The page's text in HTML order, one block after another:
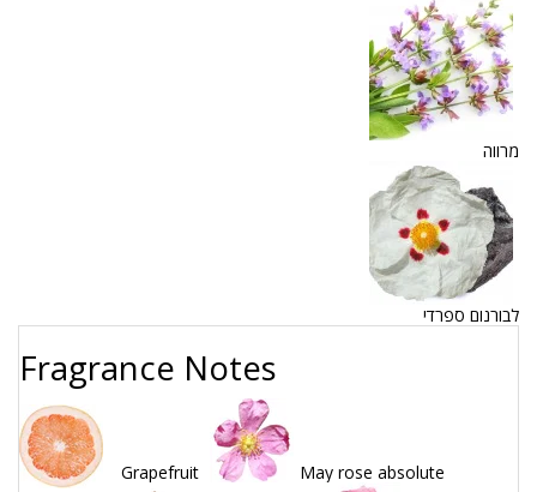
מרווה
לבורנום ספרדי
Fragrance Notes
Grapefruit May rose absolute